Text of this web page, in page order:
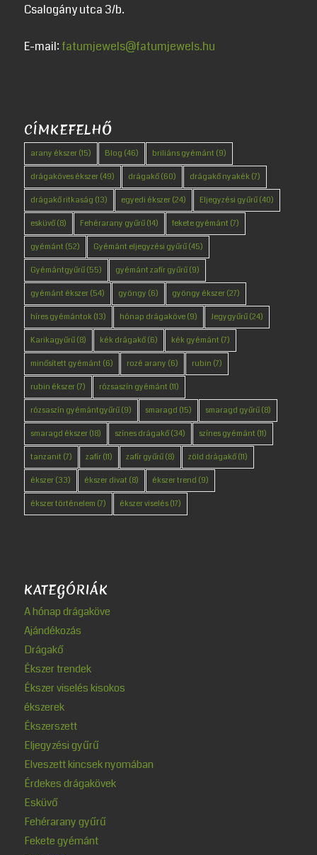
Csalogány utca 3/b.
E-mail: fatumjewels@fatumjewels.hu
CÍMKEFELHŐ
arany ékszer(15) Blog (46) briliáns gyémánt (9)
drágaköves ékszer(49) drágakő(60) drágakő nyakék(7)
drágakő ritkaság (13) egyedi ékszer(24) Eljegyzési gyűrű(40)
esküvő(8) Fehérarany gyűrű(14) fekete gyémánt (7)
gyémánt (52) Gyémánt eljegyzési gyűrű(45)
Gyémántgyűrű(55) gyémánt zafír gyűrű(9)
gyémánt ékszer(54) gyöngy (6) gyöngy ékszer(27)
híres gyémántok(13) hónap drágaköve(9) Jegygyűrű(24)
Karikagyűrű(8) kék drágakő(6) kék gyémánt (7)
minősített gyémánt (6) rozé arany (6) rubin (7)
rubin ékszer(7) rózsaszín gyémánt (11)
rózsaszín gyémántgyűrű(9) smaragd (15) smaragd gyűrű(8)
smaragd ékszer(18) színes drágakő(34) színes gyémánt (11)
tanzanit (7) zafír(11) zafír gyűrű(8) zöld drágakő(11)
ékszer(33) ékszer divat (8) ékszer trend (9)
ékszer történelem (7) ékszer viselés(17)
KATEGÓRIÁK
A hónap drágaköve
Ajándékozás
Drágakő
Ékszer trendek
Ékszer viselés kisokos
ékszerek
Ékszerszett
Eljegyzési gyűrű
Elveszett kincsek nyomában
Érdekes drágakövek
Esküvő
Fehérarany gyűrű
Fekete gyémánt